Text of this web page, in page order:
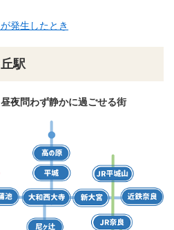
発生したとき
駅
夜問わず静かに過ごせる街